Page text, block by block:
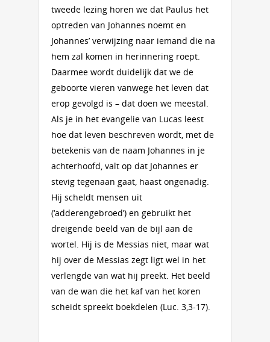
tweede lezing horen we dat Paulus het
optreden van Johannes noemt en
Johannes’ verwijzing naar iemand die na
hem zal komen in herinnering roept.
Daarmee wordt duidelijk dat we de
geboorte vieren vanwege het leven dat
erop gevolgd is – dat doen we meestal.
Als je in het evangelie van Lucas leest
hoe dat leven beschreven wordt, met de
betekenis van de naam Johannes in je
achterhoofd, valt op dat Johannes er
stevig tegenaan gaat, haast ongenadig.
Hij scheldt mensen uit
(‘adderengebroed’) en gebruikt het
dreigende beeld van de bijl aan de
wortel. Hij is de Messias niet, maar wat
hij over de Messias zegt ligt wel in het
verlengde van wat hij preekt. Het beeld
van de wan die het kaf van het koren
scheidt spreekt boekdelen (Luc. 3,3-17).